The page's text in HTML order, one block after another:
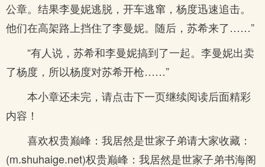
公章。结果李曼妮逃脱，开车逃窜，杨度迅速追击。
他们在高架路上挡住了李曼妮。随后，苏希来了……”
“有人说，苏希和李曼妮搞到了一起。李曼妮出卖
了杨度，所以杨度对苏希开枪……”
本小章还未完，请点击下一页继续阅读后面精彩
内容！
喜欢权贵巅峰：我居然是世家子弟请大家收藏：
(m.shuhaige.net)权贵巅峰：我居然是世家子弟书海阁